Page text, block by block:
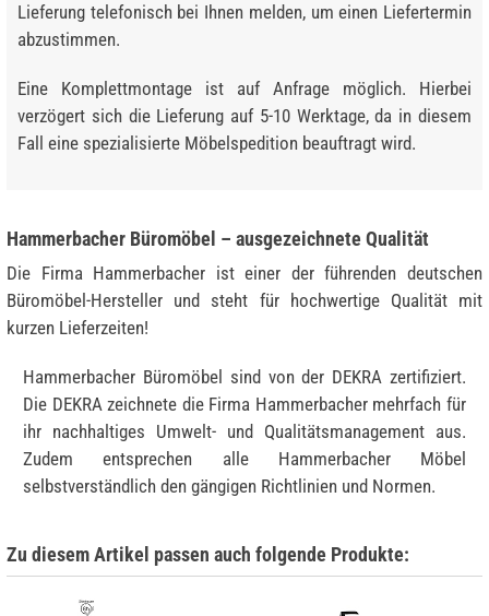
Lieferung telefonisch bei Ihnen melden, um einen Liefertermin
abzustimmen.
Eine Komplettmontage ist auf Anfrage möglich. Hierbei
verzögert sich die Lieferung auf 5-10 Werktage, da in diesem
Fall eine spezialisierte Möbelspedition beauftragt wird.
Hammerbacher Büromöbel – ausgezeichnete Qualität
Die Firma Hammerbacher ist einer der führenden deutschen
Büromöbel-Hersteller und steht für hochwertige Qualität mit
kurzen Lieferzeiten!
Hammerbacher Büromöbel sind von der DEKRA zertifiziert.
Die DEKRA zeichnete die Firma Hammerbacher mehrfach für
ihr nachhaltiges Umwelt- und Qualitätsmanagement aus.
Zudem entsprechen alle Hammerbacher Möbel
selbstverständlich den gängigen Richtlinien und Normen.
Zu diesem Artikel passen auch folgende Produkte: